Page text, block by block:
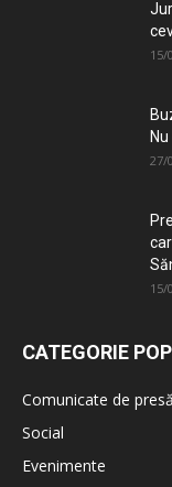
15/
Nu
27/
15/
CATEGORIE
Comunicate de presă
Social
Evenimente